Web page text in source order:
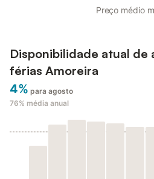
Preço médio
Disponibilidade atual de
férias Amoreira
4% para agosto
76% média anual